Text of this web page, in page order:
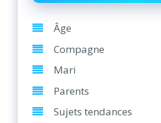
Âge
Compagne
Mari
Parents
Sujets tendances